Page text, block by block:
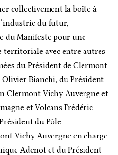
collectivement la boîte à
du futur,
du Manifeste pour une
avec entre autres
du Président de Clermont
Bianchi, du Président
Clermont Vichy Auvergne et
et Volcans Frédéric
du Pôle
Vichy Auvergne en charge
Adenot et du Président